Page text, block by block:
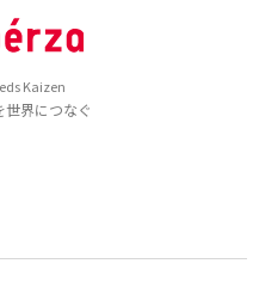
Kaizen
世界につなぐ